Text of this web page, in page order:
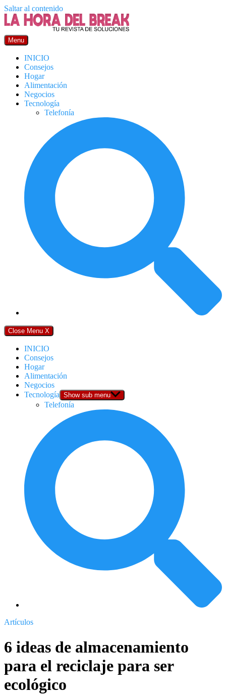
Saltar al contenido
Menu
INICIO
Consejos
Hogar
Alimentación
Negocios
Tecnología
Telefonía
Close Menu X
INICIO
Consejos
Hogar
Alimentación
Negocios
Tecnología Show sub menu
Telefonía
Artículos
6 ideas de almacenamiento
para el reciclaje para ser
ecológico